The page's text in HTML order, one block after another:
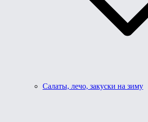
Салаты, лечо, закуски на зиму